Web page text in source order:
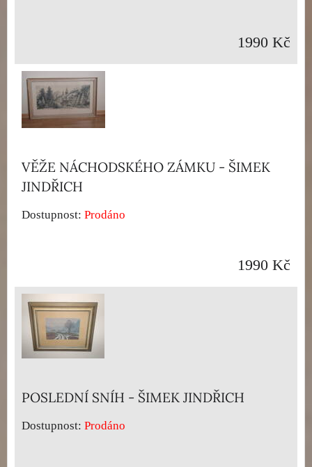
1990 Kč
VĚŽE NÁCHODSKÉHO ZÁMKU - ŠIMEK
JINDŘICH
Dostupnost: Prodáno
1990 Kč
POSLEDNÍ SNÍH - ŠIMEK JINDŘICH
Dostupnost: Prodáno